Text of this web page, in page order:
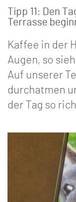
Tipp 11: Den
Terrasse
Kaffee in der
Augen, so
Auf unserer
durchatmen
der Tag so